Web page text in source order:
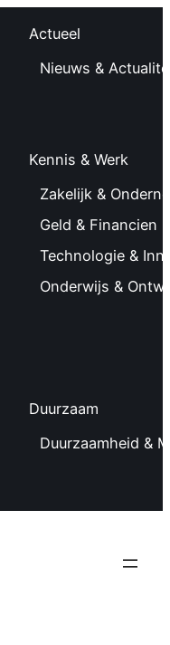
Actueel
Nieuws &
Kennis & Werk
Zakelijk &
Geld & Financien
Technologie &
Onderwijs &
Duurzaam
Duurzaamheid &